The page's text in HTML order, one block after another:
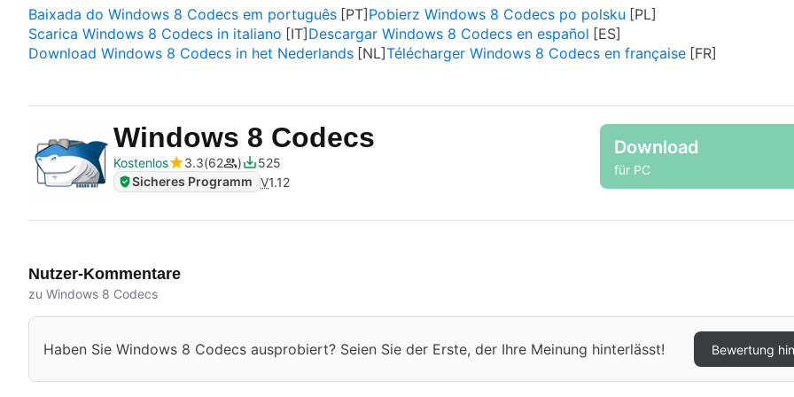
Baixada do Windows 8 Codecs em português
Pobierz Windows 8 Codecs po polsku
Scarica Windows 8 Codecs in italiano
Descargar Windows 8 Codecs en español
Download Windows 8 Codecs in het Nederlands
Télécharger Windows 8 Codecs en française
Windows 8 Codecs
Kostenlos 3.3 62
525
Sicheres Programm V1.12
Download
für PC
Nutzer-Kommentare
zu Windows 8 Codecs
Haben Sie Windows 8 Codecs ausprobiert? Seien Sie der Erste, der Ihre Meinung hinterlässt! Bewertung